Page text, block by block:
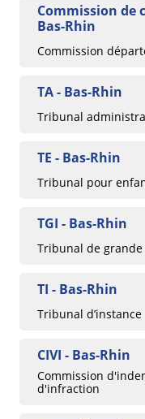
Commission de
Bas-Rhin
Commission
TA - Bas-Rhin
Tribunal
TE - Bas-Rhin
Tribunal pour
TGI - Bas-Rhin
Tribunal de
TI - Bas-Rhin
Tribunal d’instance
CIVI - Bas-Rhin
Commission
d'infraction